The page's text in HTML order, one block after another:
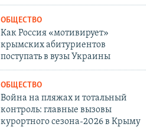
ОБЩЕСТВО
Как Россия «мотивирует»
крымских абитуриентов
поступать в вузы Украины
ОБЩЕСТВО
Война на пляжах и тотальный
контроль: главные вызовы
курортного сезона-2026 в Крыму